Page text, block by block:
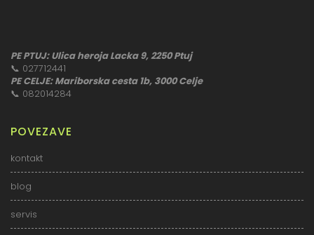
PE PTUJ: Ulica heroja Lacka 9, 2250 Ptuj
📞 027712441
PE CELJE: Mariborska cesta 1b, 3000 Celje
📞 082014284
POVEZAVE
kontakt
blog
servis